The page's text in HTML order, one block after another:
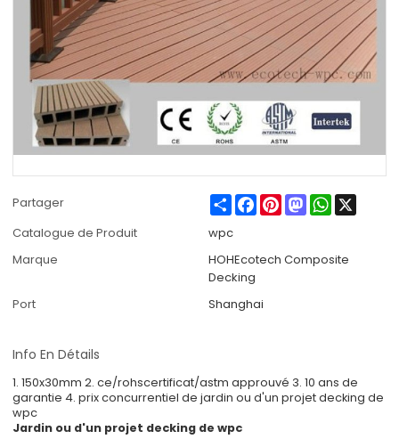
Partager ShareFacebook
PinterestMastodonWhatsApp
X
Catalogue de Produit
wpc
Marque
HOHEcotech Composite
Decking
Port
Shanghai
Info En Détails
1. 150x30mm 2. ce/rohscertificat/astm approuvé 3. 10 ans de
garantie 4. prix concurrentiel de jardin ou d'un projet decking de
wpc
Jardin ou d'un projet decking de wpc